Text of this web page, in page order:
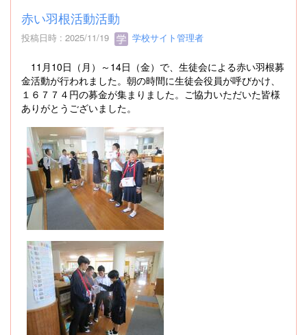
赤い羽根活動活動
投稿日時 : 2025/11/19 学校サイト管理者
11月10日（月）～14日（金）で、生徒会による赤い羽根募
金活動が行われました。朝の時間に生徒会役員が呼びかけ、
１６７７４円の募金が集まりました。ご協力いただいた皆様
ありがとうございました。